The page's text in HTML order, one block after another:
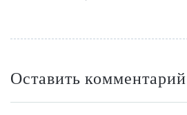
Оставить комментарий